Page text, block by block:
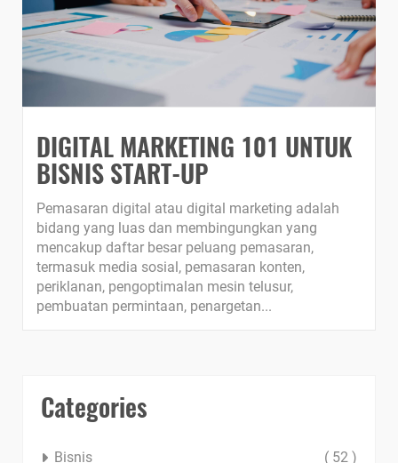
DIGITAL MARKETING 101 UNTUK
BISNIS START-UP
Pemasaran digital atau digital marketing adalah
bidang yang luas dan membingungkan yang
mencakup daftar besar peluang pemasaran,
termasuk media sosial, pemasaran konten,
periklanan, pengoptimalan mesin telusur,
pembuatan permintaan, penargetan...
Categories
Bisnis ( 52 )